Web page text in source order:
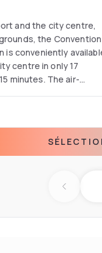
the Convention
is conveniently
of charge. Guests